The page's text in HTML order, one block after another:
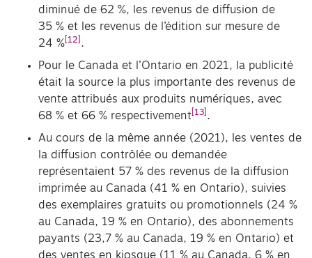
diminué de 62 %, les revenus de diffusion de
35 % et les revenus de l’édition sur mesure de
24 % [12] .
Pour le Canada et l’Ontario en 2021, la publicité
était la source la plus importante des revenus de
vente attribués aux produits numériques, avec
68 % et 66 % respectivement [13] .
Au cours de la même année (2021), les ventes de
la diffusion contrôlée ou demandée
représentaient 57 % des revenus de la diffusion
imprimée au Canada (41 % en Ontario), suivies
des exemplaires gratuits ou promotionnels (24 %
au Canada, 19 % en Ontario), des abonnements
payants (23,7 % au Canada, 19 % en Ontario) et
des ventes en kiosque (11 % au Canada, 6 % en